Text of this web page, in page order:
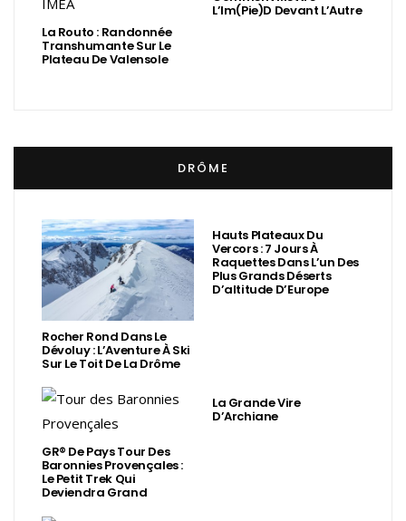
La Routo : Randonnée
Transhumante Sur Le
Plateau De Valensole
L’Im(Pie)d Devant L’Autre
DRÔME
Rocher Rond Dans Le
Dévoluy : L’Aventure À Ski
Sur Le Toit De La Drôme
Hauts Plateaux Du
Vercors : 7 Jours À
Raquettes Dans L’un Des
Plus Grands Déserts
D’altitude D’Europe
GR® De Pays Tour Des
Baronnies Provençales :
Le Petit Trek Qui
Deviendra Grand
La Grande Vire
D’Archiane